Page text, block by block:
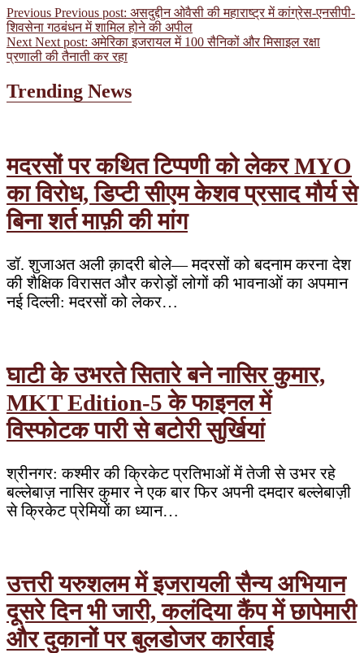
Previous Previous post: असदुद्दीन ओवैसी की महाराष्ट्र में कांग्रेस-एनसीपी-
शिवसेना गठबंधन में शामिल होने की अपील
Next Next post: अमेरिका इजरायल में 100 सैनिकों और मिसाइल रक्षा
प्रणाली की तैनाती कर रहा
Trending News
मदरसों पर कथित टिप्पणी को लेकर MYO
का विरोध, डिप्टी सीएम केशव प्रसाद मौर्य से
बिना शर्त माफ़ी की मांग
डॉ. शुजाअत अली क़ादरी बोले— मदरसों को बदनाम करना देश
की शैक्षिक विरासत और करोड़ों लोगों की भावनाओं का अपमान
नई दिल्ली: मदरसों को लेकर…
घाटी के उभरते सितारे बने नासिर कुमार,
MKT Edition-5 के फाइनल में
विस्फोटक पारी से बटोरी सुर्खियां
श्रीनगर: कश्मीर की क्रिकेट प्रतिभाओं में तेजी से उभर रहे
बल्लेबाज़ नासिर कुमार ने एक बार फिर अपनी दमदार बल्लेबाज़ी
से क्रिकेट प्रेमियों का ध्यान…
उत्तरी यरुशलम में इजरायली सैन्य अभियान
दूसरे दिन भी जारी, कलंदिया कैंप में छापेमारी
और दुकानों पर बुलडोजर कार्रवाई